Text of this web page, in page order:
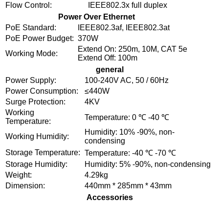
Flow Control:
IEEE802.3x full duplex
Power Over Ethernet
PoE Standard:
IEEE802.3af, IEEE802.3at
PoE Power Budget: 370W
Working Mode:
Extend On: 250m, 10M, CAT 5e
Extend Off: 100m
general
Power Supply:
100-240V AC, 50 / 60Hz
Power Consumption:
≤440W
Surge Protection:
4KV
Working
Temperature:
Temperature: 0 ℃ -40 ℃
Working Humidity:
Humidity: 10% -90%, non-
condensing
Storage Temperature: Temperature: -40 ℃ -70 ℃
Storage Humidity:
Humidity: 5% -90%, non-condensing
Weight:
4.29kg
Dimension:
440mm * 285mm * 43mm
Accessories